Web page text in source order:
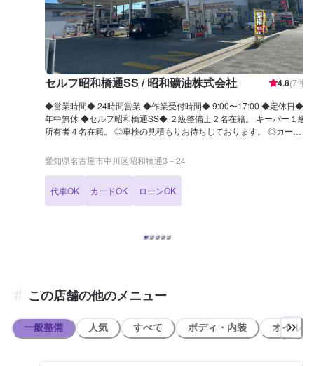
セルフ昭和橋通SS / 昭和礦油株式会社 4.8(7件)
◆営業時間◆ 24時間営業 ◆作業受付時間◆ 9:00〜17:00 ◆定休日◆
年中無休 ◆セルフ昭和橋通SS◆ ２級整備士２名在籍。 キーパー１級
所有者４名在籍。 ◎車検の見積もりお待ちしております。 ◎カーコ
任せください！ ◆アクセス◆ 当店は国道1号線沿いにございます。 ま
た、昭和橋通3交差点の近く「エネオス オブリステーション昭和橋
愛知県名古屋市中川区昭和橋通3－24
代車OK カードOK ローンOK
この店舗の他のメニュー
一般整備 人気 すべて ボディ・内装 オイル類